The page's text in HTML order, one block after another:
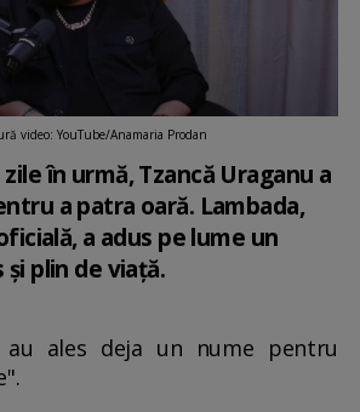
video: YouTube/Anamaria Prodan
în urmă, Tzancă Uraganu a
a patra oară. Lambada,
a adus pe lume un
plin de viață.
ales deja un nume pentru